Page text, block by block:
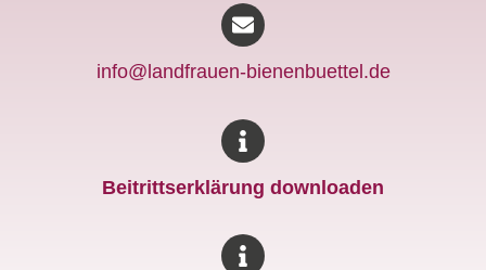
info@landfrauen-bienenbuettel.de
Beitrittserklärung downloaden